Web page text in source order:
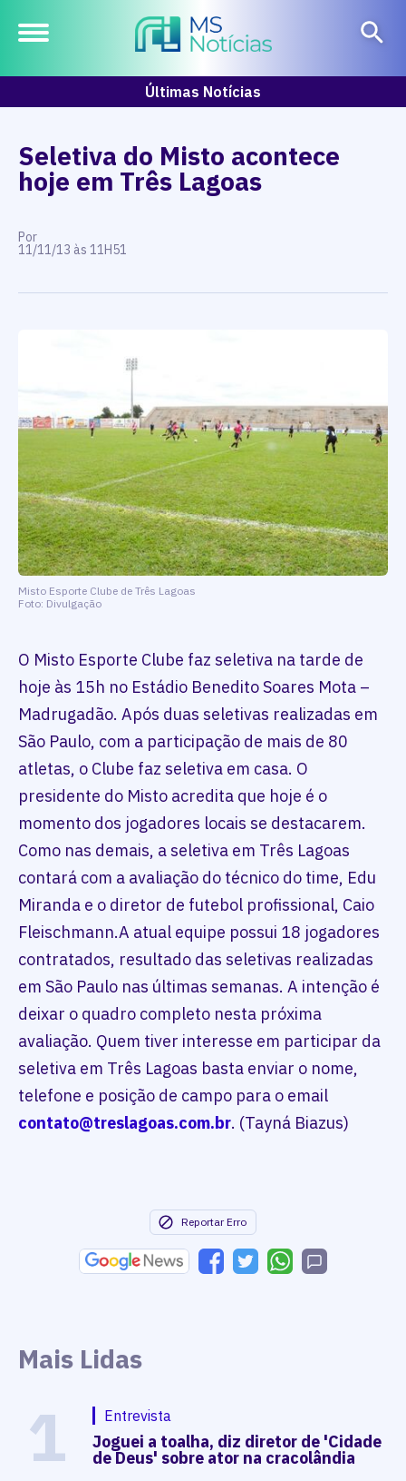
Últimas Notícias
Seletiva do Misto acontece
hoje em Três Lagoas
Por
11/11/13 às 11H51
Misto Esporte Clube de Três Lagoas
Foto: Divulgação
O Misto Esporte Clube faz seletiva na tarde de
hoje às 15h no Estádio Benedito Soares Mota –
Madrugadão. Após duas seletivas realizadas em
São Paulo, com a participação de mais de 80
atletas, o Clube faz seletiva em casa. O
presidente do Misto acredita que hoje é o
momento dos jogadores locais se destacarem.
Como nas demais, a seletiva em Três Lagoas
contará com a avaliação do técnico do time, Edu
Miranda e o diretor de futebol profissional, Caio
Fleischmann.A atual equipe possui 18 jogadores
contratados, resultado das seletivas realizadas
em São Paulo nas últimas semanas. A intenção é
deixar o quadro completo nesta próxima
avaliação. Quem tiver interesse em participar da
seletiva em Três Lagoas basta enviar o nome,
telefone e posição de campo para o email
contato@treslagoas.com.br. (Tayná Biazus)
Reportar Erro
Mais Lidas
1 Entrevista
Joguei a toalha, diz diretor de 'Cidade
de Deus' sobre ator na cracolândia